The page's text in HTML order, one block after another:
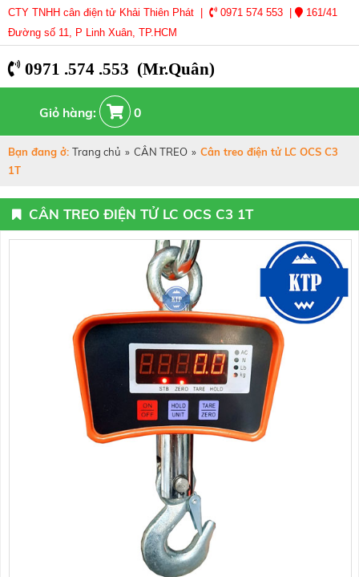
CTY TNHH cân điện tử Khải Thiên Phát | 0971 574 553 |
161/41
Đường số 11, P Linh Xuân, TP.HCM
0971 .574 .553 (Mr.Quân)
Giỏ hàng: 0
Bạn đang ở: Trang chủ » CÂN TREO » Cân treo điện tử LC OCS C3
1T
CÂN TREO ĐIỆN TỬ LC OCS C3 1T